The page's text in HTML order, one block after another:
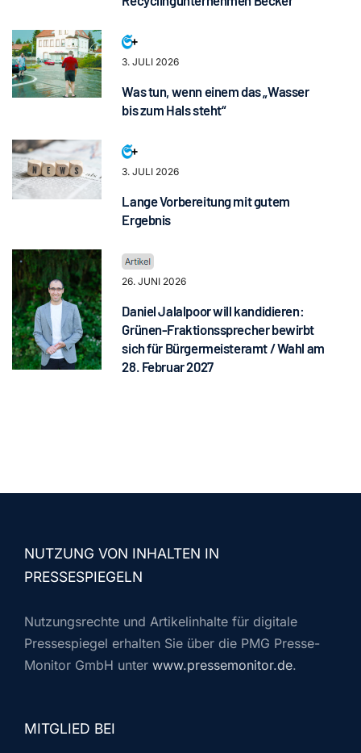
3. JULI 2026
Was tun, wenn einem das „Wasser
bis zum Hals steht“
3. JULI 2026
Lange Vorbereitung mit gutem
Ergebnis
26. JUNI 2026
Daniel Jalalpoor will kandidieren:
Grünen-Fraktionssprecher bewirbt
sich für Bürgermeisteramt / Wahl am
28. Februar 2027
NUTZUNG VON INHALTEN IN
PRESSESPIEGELN
Nutzungsrechte und Artikelinhalte für digitale
Pressespiegel erhalten Sie über die PMG Presse-
Monitor GmbH unter www.pressemonitor.de.
MITGLIED BEI